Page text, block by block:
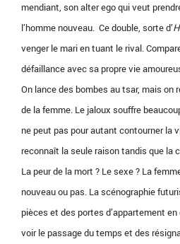
mendiant, son alter ego qui veut
l’homme nouveau. Ce double, sorte d’
venger le mari en tuant le rival.
défaillance avec sa propre vie
On lance des bombes au tsar, mais
de la femme. Le jaloux souffre
ne peut pas pour autant contourner la
reconnaît la seule raison tandis que la
La peur de la mort ? Le sexe ? La
nouveau ou pas. La scénographie
pièces et des portes d’appartement
voir le passage du temps et des